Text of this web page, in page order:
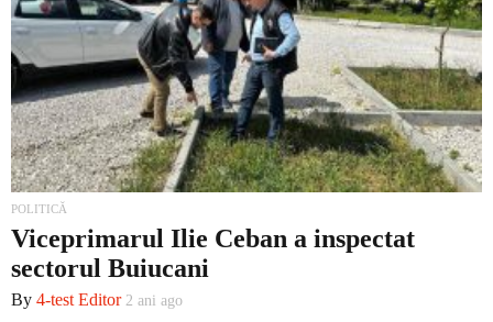
Politică
Externe
POLITICĂ
Viceprimarul Ilie Ceban a inspectat
sectorul Buiucani
By 4-test Editor 2 ani ago